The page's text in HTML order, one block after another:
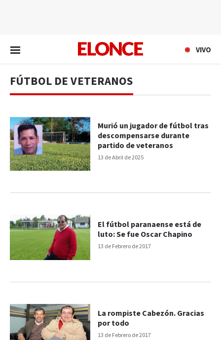
VIVO
FÚTBOL DE VETERANOS
13 de Abril de 2025
Murió un jugador de fútbol tras
descompensarse durante
partido de veteranos
13 de Febrero de 2017
El fútbol paranaense está de
luto: Se fue Oscar Chapino
13 de Febrero de 2017
La rompiste Cabezón. Gracias
por todo